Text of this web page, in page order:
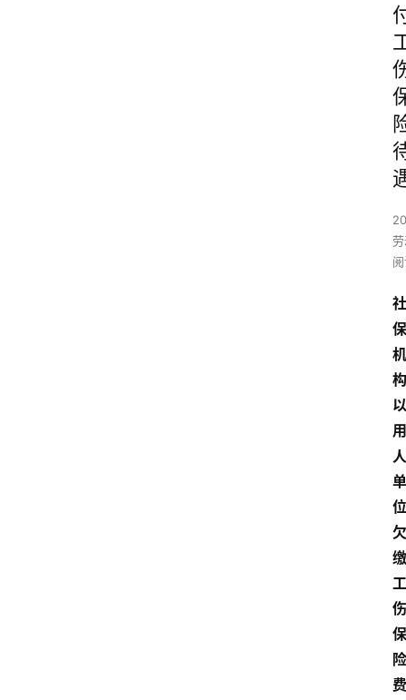
社
保
机
构
以
用
人
单
位
欠
缴
工
伤
保
险
费